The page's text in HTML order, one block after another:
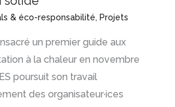
& éco-responsabilité, Projets
un premier guide aux
à la chaleur en novembre
poursuit son travail
des organisateur·ices